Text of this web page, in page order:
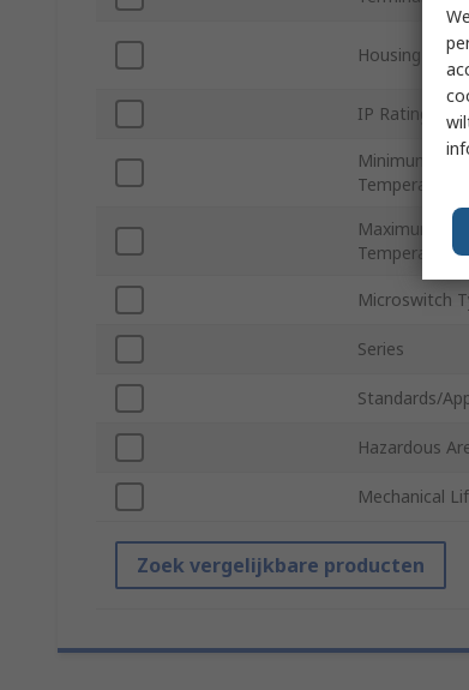
Housing
IP Rating
Minimum
Temperature
Maximum
Temperature
Microswitch
Series
Standards/
Hazardous
Mechanical
Zoek vergelijkbare producten